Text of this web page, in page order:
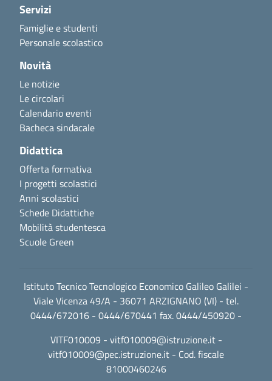
Servizi
Famiglie e studenti
Personale scolastico
Novità
Le notizie
Le circolari
Calendario eventi
Bacheca sindacale
Didattica
Offerta formativa
I progetti scolastici
Anni scolastici
Schede Didattiche
Mobilità studentesca
Scuole Green
Istituto Tecnico Tecnologico Economico Galileo Galilei -
Viale Vicenza 49/A - 36071 ARZIGNANO (VI) - tel.
0444/672016 - 0444/670441 fax. 0444/450920 -
VITF010009 - vitf010009@istruzione.it-
vitf010009@pec.istruzione.it - Cod. fiscale
81000460246